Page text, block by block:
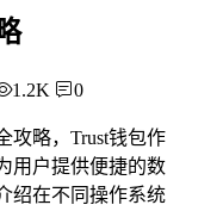
1.2K 0
攻略，Trust钱包作
用户提供便捷的数
绍在不同操作系统